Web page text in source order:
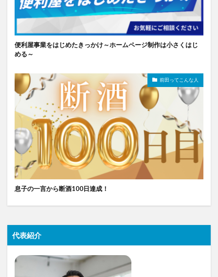
便利屋事業をはじめたきっかけ～ホームページ制作は小さくはじ
める～
前田ってこんな人
息子の一言から断酒100日達成！
代表紹介